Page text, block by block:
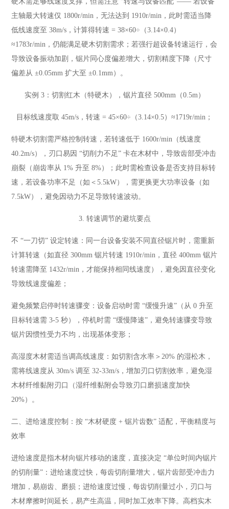
主轴最大转速仅 1800r/min，无法达到 1910r/min，此时需适当降
低线速度至 38m/s，计算得转速 = 38×60÷（3.14×0.4）
≈1783r/min，仍能满足硬木切割需求；若强行超设备转速运行，会
导致设备振动加剧，锯片同心度偏差增大，切割精度下降（尺寸
偏差从 ±0.05mm 扩大至 ±0.1mm）。
实例 3：切割红木（特硬木），锯片直径 500mm（0.5m）
目标线速度取 45m/s，转速 = 45×60÷（3.14×0.5）≈1719r/min；
特硬木切割需严格控制转速，若转速低于 1600r/min（线速度
40.2m/s），刃口易因 “切削力不足” 卡在木材中，导致齿部受冲击
崩裂（崩齿率从 1% 升至 8%）；此时需检查设备是否支持目标转
速，若设备功率不足（如＜5.5kW），需更换更大功率设备（如
7.5kW），避免因动力不足导致转速波动。
3. 转速调节的避坑要点
不 “一刀切” 设定转速：同一台设备安装不同直径锯片时，需重新
计算转速（如直径 300mm 锯片转速 1910r/min，直径 400mm 锯片
转速需降至 1432r/min，才能保持相同线速度），避免因直径变化
导致线速度偏差；
避免频繁启停时转速骤变：设备启动时需 “缓慢升速”（从 0 升至
目标转速需 3-5 秒），停机时需 “缓慢降速”，避免转速骤变导致
锯片因惯性受力不均，出现基体变形；
高湿度木材需适当调高线速度：如切割含水率＞20% 的湿松木，
需将线速度从 30m/s 调至 32-33m/s，增加刃口切割效率，避免湿
木材纤维黏附刃口（湿纤维黏附会导致刃口磨损速度加快
20%）。
二、进给速度控制：按 “木材硬度 + 锯片齿数” 适配，平衡精度与
效率
进给速度是指木材向锯片移动的速度，直接决定 “单位时间内锯片
的切削量”：进给速度过快，每齿切削量增大，锯片齿部受冲击力
增加，易崩齿、磨损；进给速度过慢，每齿切削量过小，刃口与
木材摩擦时间延长，易产生高温，同时加工效率下降。高档实木